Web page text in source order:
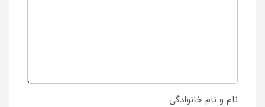
نام و نام خانوادگی